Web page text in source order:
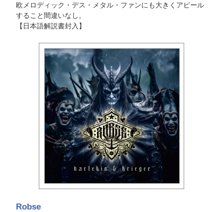
欧メロディック・デス・メタル・ファンにも大きくアピール
すること間違いなし。
【日本語解説書封入】
Robse